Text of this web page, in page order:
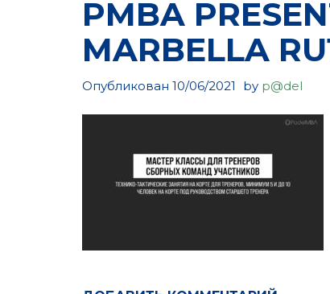
PMBA
MARBELLA
Опубликован 10/06/2021 by p@del